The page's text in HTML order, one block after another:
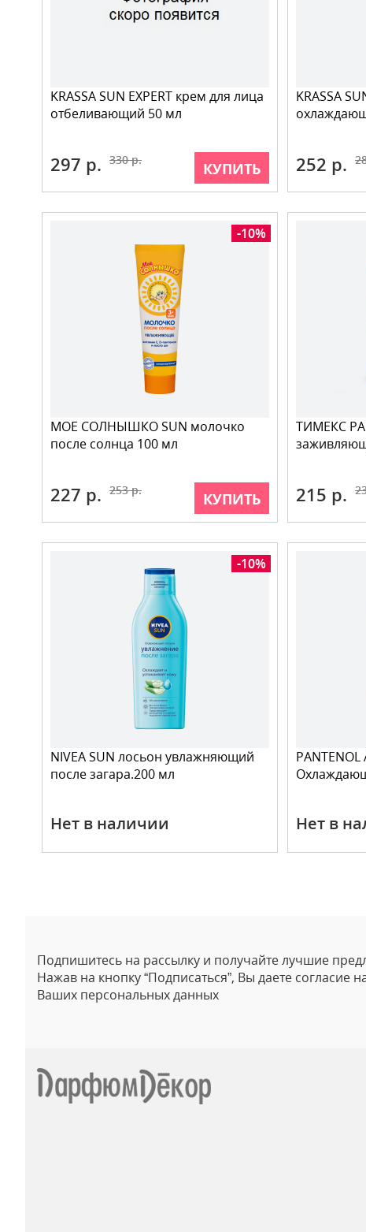
KRASSA SUN EXPERT крем для лица
отбеливающий 50 мл
297 р. 330 р. КУПИТЬ
KRASSA
252 р.
-10%
МОЕ СОЛНЫШКО SUN молочко
после солнца 100 мл
227 р. 253 р. КУПИТЬ
ТИМЕКС
215 р.
-10%
NIVEA SUN лосьон увлажняющий
после загара.200 мл
Нет в наличии Нет в
Подпишитесь на рассылку и получайте лучшие
Нажав на кнопку “Подписаться”, Вы даете согласие
Ваших персональных данных